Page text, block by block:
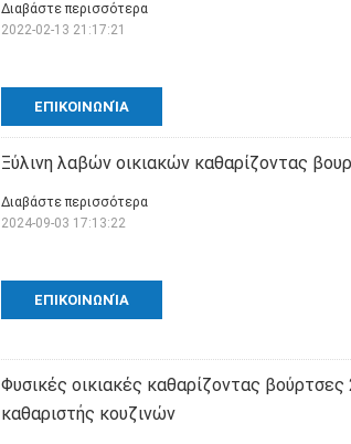
ΕΠΙΚΟΙΝΩΝΊΑ
Διαβάστε περισσότερα
2022-02-13 21:17:21
Ξύλινη λαβών οικιακών καθαρίζοντας
ΕΠΙΚΟΙΝΩΝΊΑ
Διαβάστε περισσότερα
2024-09-03 17:13:22
Φυσικές οικιακές καθαρίζοντας
καθαριστής κουζινών